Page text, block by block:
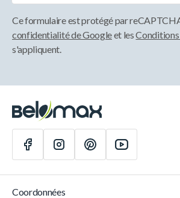
Ce formulaire est protégé par
confidentialité de Googleet les
s'appliquent.
Coordonnées